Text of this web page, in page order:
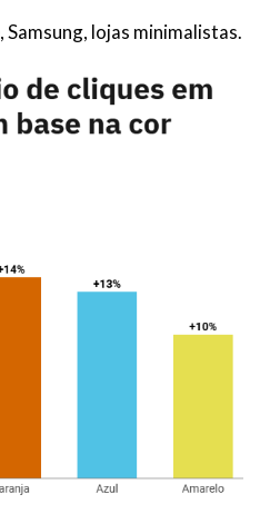
Samsung, lojas minimalistas.